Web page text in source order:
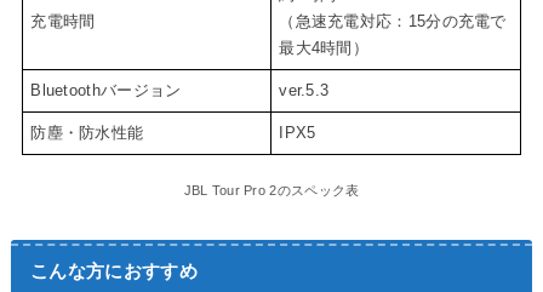
充電時間
（急速充電対応：15分の充電で
最大4時間）
Bluetoothバージョン ver.5.3
防塵・防水性能 IPX5
JBL Tour Pro 2のスペック表
こんな方におすすめ